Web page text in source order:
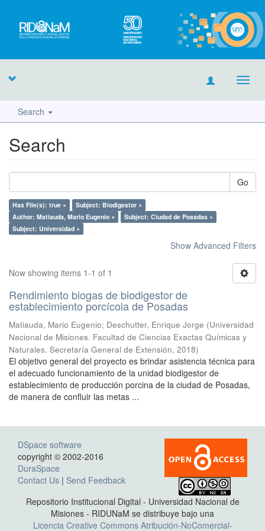
Search
Search
Go
Has File(s): true ×
Subject: Biodigestor ×
Author: Matiauda, Mario Eugenio ×
Subject: Ciudad de Posadas ×
Subject: Universidad ×
Show Advanced Filters
Now showing items 1-1 of 1
Rendimiento biogas de biodigestor de
establecimiento porcícola de Posadas
Matiauda, Mario Eugenio; Deschutter, Enrique Jorge (Universidad
Nacional de Misiones. Facultad de Ciencias Exactas Químicas y
Naturales. Secretaría General de Extensión, 2018)
El objetivo general del proyecto es brindar asistencia técnica para
el adecuado funcionamiento de la unidad biodigestor de
establecimiento de producción porcina de la ciudad de Posadas,
de manera de confluir las metas ...
DSpace software
copyright © 2002-2016
DuraSpace
Contact Us | Send Feedback
Repositorio Institucional Digital - Universidad Nacional de
Misiones - RIDUNaM se distribuye bajo una
Licencia Creative Commons Atribución-NoComercial-